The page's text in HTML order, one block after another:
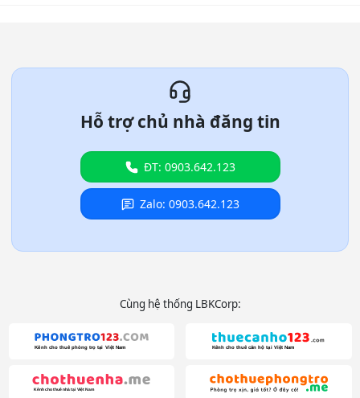
Hỗ trợ chủ nhà đăng tin
ĐT: 0903.642.123
Zalo: 0903.642.123
Cùng hệ thống LBKCorp: